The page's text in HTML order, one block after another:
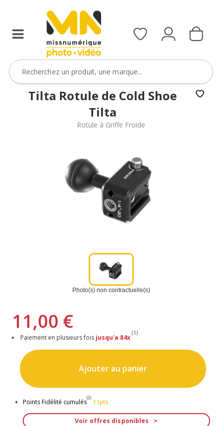
avec
FXVIDEO15
VOIR L'OFFRE
Tilta Rotule de Cold Shoe
Tilta
Rotule à Griffe Froide
Photo(s) non contractuelle(s)
11,00 €
Paiement en plusieurs fois jusqu'a 84x
(1)
Ajouter au panier
Points Fidélité cumulés
(2)
11pts
Voir offres disponibles